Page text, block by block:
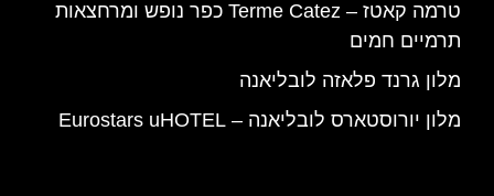
טרמה קאטז – Terme Catez כפר נופש ומרחצאות
תרמיים חמים
מלון גרנד פלאזה לובליאנה
מלון יורוסטארס לובליאנה – Eurostars uHOTEL